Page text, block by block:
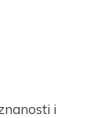
i